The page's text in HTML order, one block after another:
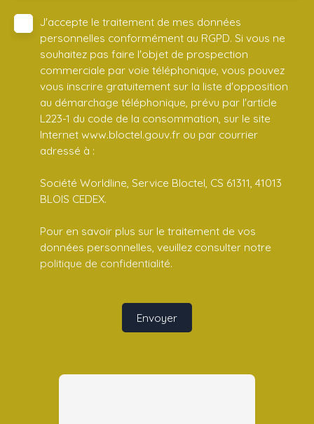
J'accepte le traitement de mes données
personnelles conformément au RGPD. Si vous ne
souhaitez pas faire l'objet de prospection
commerciale par voie téléphonique, vous pouvez
vous inscrire gratuitement sur la liste d'opposition
au démarchage téléphonique, prévu par l'article
L223-1 du code de la consommation, sur le site
Internet www.bloctel.gouv.fr ou par courrier
adressé à :
Société Worldline, Service Bloctel, CS 61311, 41013
BLOIS CEDEX.
Pour en savoir plus sur le traitement de vos
données personnelles, veuillez consulter notre
politique de confidentialité.
Envoyer